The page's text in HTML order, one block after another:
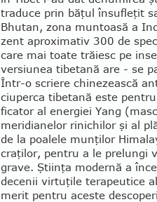
traduce prin băţul în­sufleţit
Bhutan, zona mun­toasă a
zent aproximativ 300 de
care mai toate trăiesc pe
versiunea tibetană are - se
Într-o scriere chine­zească
ciuperca tibe­tană este
ficator al energiei Yang
meridianelor rinichilor şi al
de la poalele mun­ţilor
craţilor, pentru a le prelungi
grave. Ştiinţa modernă a
decenii virtuţile terapeutice
merit pentru aces­te